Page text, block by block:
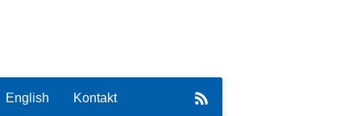
English Kontakt